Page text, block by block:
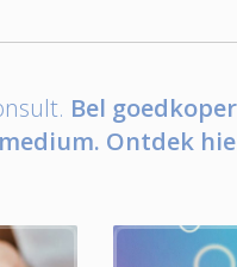
Bel
Ontdek